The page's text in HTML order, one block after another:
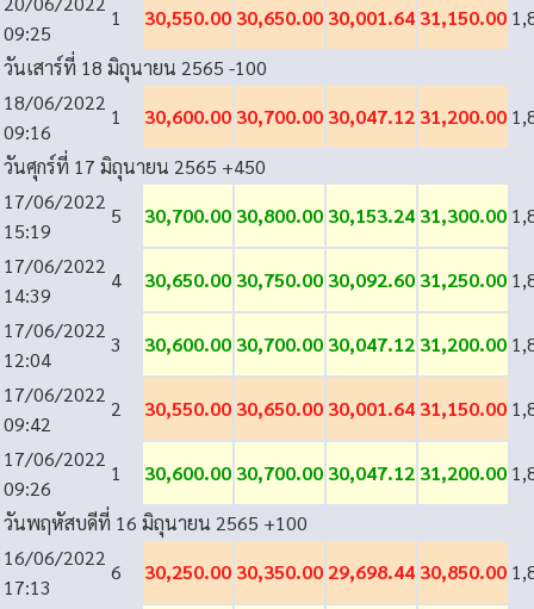
09:25
1 30,550.00 30,650.00 30,001.64 31,150.00
วันเสาร์ที่ 18 มิถุนายน 2565 -100
18/06/2022
09:16
1 30,600.00 30,700.00 30,047.12 31,200.00
วันศุกร์ที่ 17 มิถุนายน 2565 +450
17/06/2022
15:19
5 30,700.00 30,800.00 30,153.24 31,300.00
17/06/2022
14:39
4 30,650.00 30,750.00 30,092.60 31,250.00
17/06/2022
12:04
3 30,600.00 30,700.00 30,047.12 31,200.00
17/06/2022
09:42
2 30,550.00 30,650.00 30,001.64 31,150.00
17/06/2022
09:26
1 30,600.00 30,700.00 30,047.12 31,200.00
วันพฤหัสบดีที่ 16 มิถุนายน 2565 +100
16/06/2022
17:13
6 30,250.00 30,350.00 29,698.44 30,850.00